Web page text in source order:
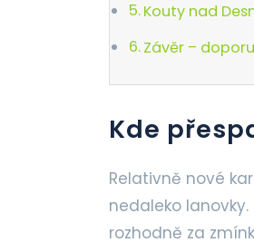
Kouty nad
Závěr –
Kde
Relativně nové
nedaleko
rozhodně za